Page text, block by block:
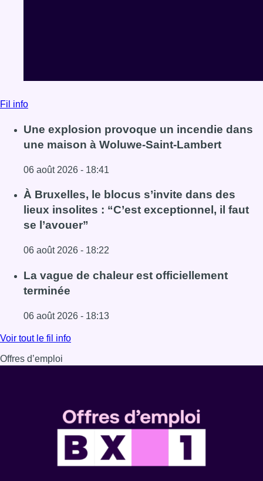
Fil info
Une explosion provoque un incendie dans
une maison à Woluwe-Saint-Lambert
06 août 2026 - 18:41
Lire l'article Une explosion provoque un incendie dans
À Bruxelles, le blocus s’invite dans des
lieux insolites : “C’est exceptionnel, il faut
se l’avouer”
06 août 2026 - 18:22
Lire l'article À Bruxelles, le blocus s’invite dans des lieux
La vague de chaleur est officiellement
terminée
06 août 2026 - 18:13
Lire l'article La vague de chaleur est officiellement
Voir tout le fil info
Offres d’emploi